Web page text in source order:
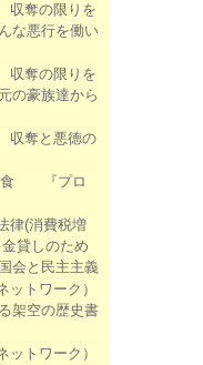
収奪の限りを
な悪行を働い
収奪の限りを
の豪族達から
収奪と悪徳の
食 『プロ
律(消費税増
貸しのため
会と民主主義
ットワーク）
架空の歴史書
ットワーク）